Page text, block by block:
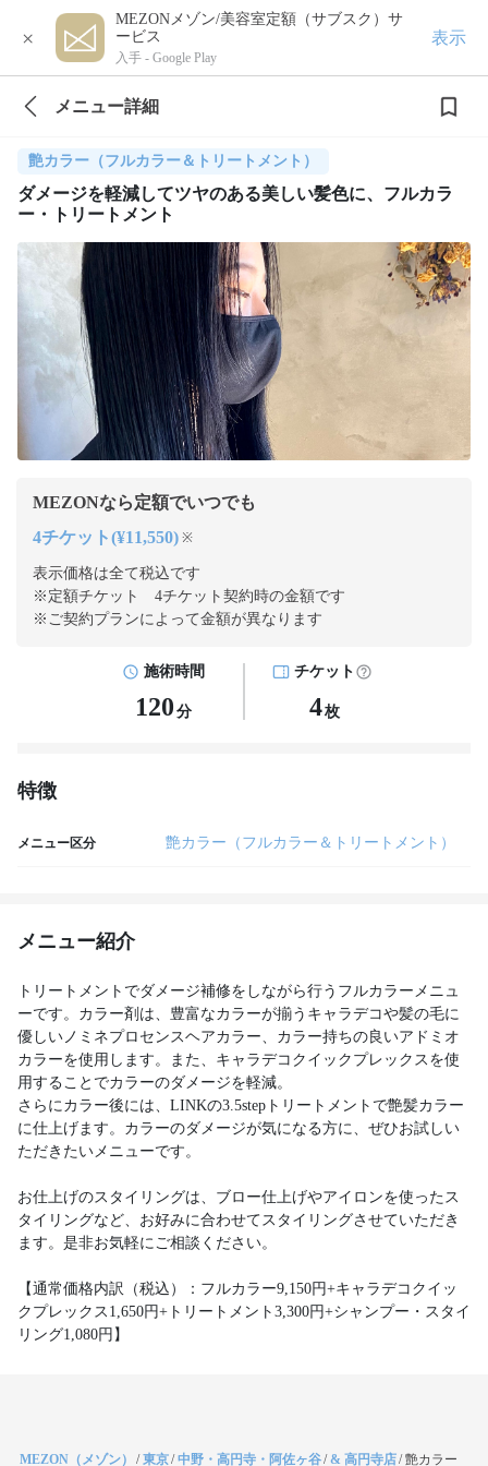
×
MEZONメゾン/美容室定額（サブスク）サ
ービス
入手 - Google Play
表示
メニュー詳細
艶カラー（フルカラー＆トリートメント）
ダメージを軽減してツヤのある美しい髪色に、フルカラ
ー・トリートメント
MEZONなら定額でいつでも
4チケット(¥11,550) ※
表示価格は全て税込です
※定額チケット 4チケット契約時の金額です
※ご契約プランによって金額が異なります
施術時間
120 分
チケット
4枚
特徴
メニュー区分 艶カラー（フルカラー＆トリートメント）
メニュー紹介
トリートメントでダメージ補修をしながら行うフルカラーメニュ
ーです。カラー剤は、豊富なカラーが揃うキャラデコや髪の毛に
優しいノミネプロセンスヘアカラー、カラー持ちの良いアドミオ
カラーを使用します。また、キャラデコクイックプレックスを使
用することでカラーのダメージを軽減。
さらにカラー後には、LINKの3.5stepトリートメントで艶髪カラー
に仕上げます。カラーのダメージが気になる方に、ぜひお試しい
ただきたいメニューです。
お仕上げのスタイリングは、ブロー仕上げやアイロンを使ったス
タイリングなど、お好みに合わせてスタイリングさせていただき
ます。是非お気軽にご相談ください。
【通常価格内訳（税込）：フルカラー9,150円+キャラデコクイッ
クプレックス1,650円+トリートメント3,300円+シャンプー・スタイ
リング1,080円】
MEZON（メゾン） /東京/中野・高円寺・阿佐ヶ谷/& 高円寺店/艶カラー